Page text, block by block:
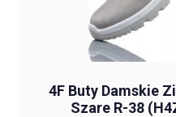
4F Buty Damskie
Szare R-38